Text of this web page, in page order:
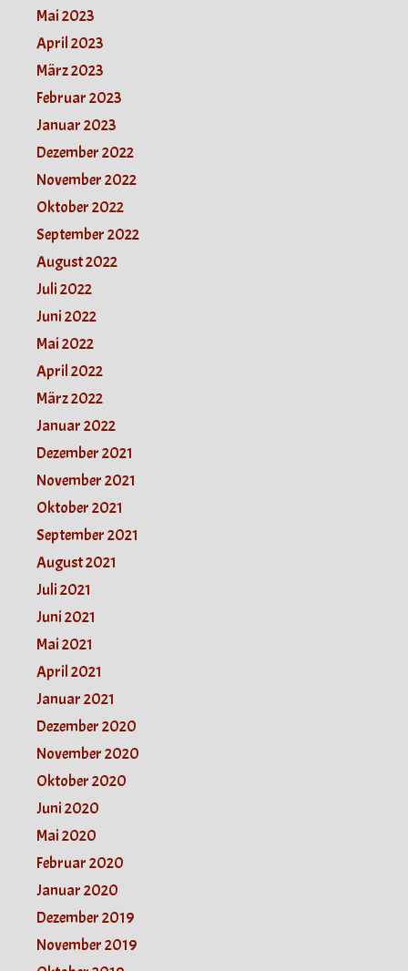
Mai 2023
April 2023
März 2023
Februar 2023
Januar 2023
Dezember 2022
November 2022
Oktober 2022
September 2022
August 2022
Juli 2022
Juni 2022
Mai 2022
April 2022
März 2022
Januar 2022
Dezember 2021
November 2021
Oktober 2021
September 2021
August 2021
Juli 2021
Juni 2021
Mai 2021
April 2021
Januar 2021
Dezember 2020
November 2020
Oktober 2020
Juni 2020
Mai 2020
Februar 2020
Januar 2020
Dezember 2019
November 2019